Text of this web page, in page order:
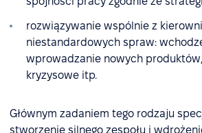
rozwiązywanie wspólnie z
niestandardowych spraw:
wprowadzanie nowych
kryzysowe itp.
Głównym zadaniem tego rodzaju
stworzenie silnego zespołu i